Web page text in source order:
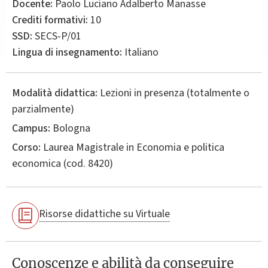
Docente: Paolo Luciano Adalberto Manasse
Crediti formativi: 10
SSD: SECS-P/01
Lingua di insegnamento: Italiano
Modalità didattica: Lezioni in presenza (totalmente o
parzialmente)
Campus: Bologna
Corso: Laurea Magistrale in Economia e politica
economica (cod. 8420)
Risorse didattiche su Virtuale
Conoscenze e abilità da conseguire